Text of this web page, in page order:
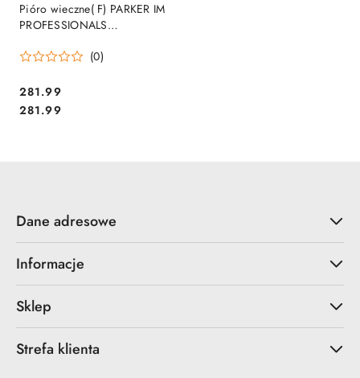
Pióro wieczne( F) PARKER IM
PROFESSIONALS
2172958, giftbox
(0)
Cena:
281.99
Cena:
281.99
Dane adresowe
Informacje
Sklep
Strefa klienta